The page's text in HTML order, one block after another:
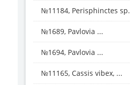
№11184, Perisphinctes sp.
№1689, Pavlovia ...
№1694, Pavlovia ...
№11165, Cassis vibex, ...